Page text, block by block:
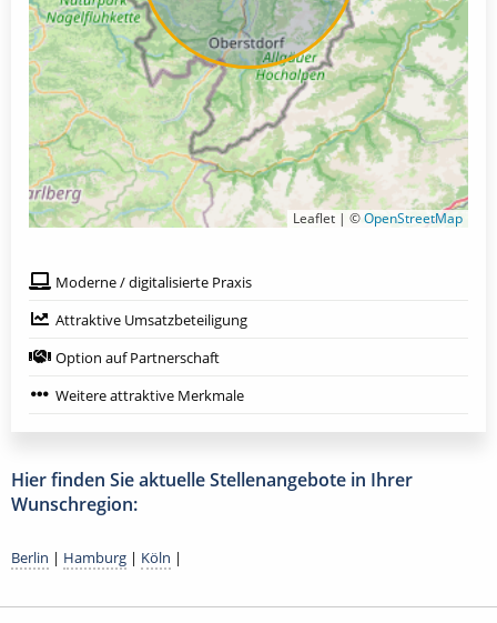
Leaflet | ©OpenStreetMap
Moderne / digitalisierte Praxis
Attraktive Umsatzbeteiligung
Option auf Partnerschaft
Weitere attraktive Merkmale
Hier finden Sie aktuelle Stellenangebote in Ihrer
Wunschregion:
Berlin | Hamburg | Köln |